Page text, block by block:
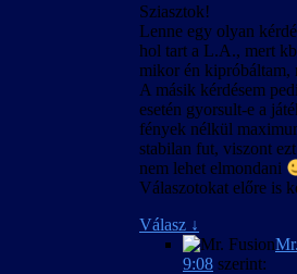
Sziasztok!
Lenne egy olyan
hol tart a L.A., mert
mikor én kipróbáltam,
A másik kérdésem
esetén gyorsult-e a
fények nélkül
stabilan fut, viszont
nem lehet elmondani
Válaszotokat előre is
Válasz ↓
9:08 szerint: